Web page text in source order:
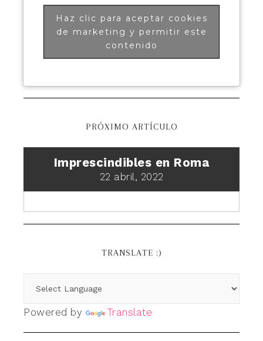
Haz clic para aceptar cookies
de marketing y permitir este
contenido
PRÓXIMO ARTÍCULO
Imprescindibles en Roma
22 abril, 2022
TRANSLATE :)
Powered by Translate